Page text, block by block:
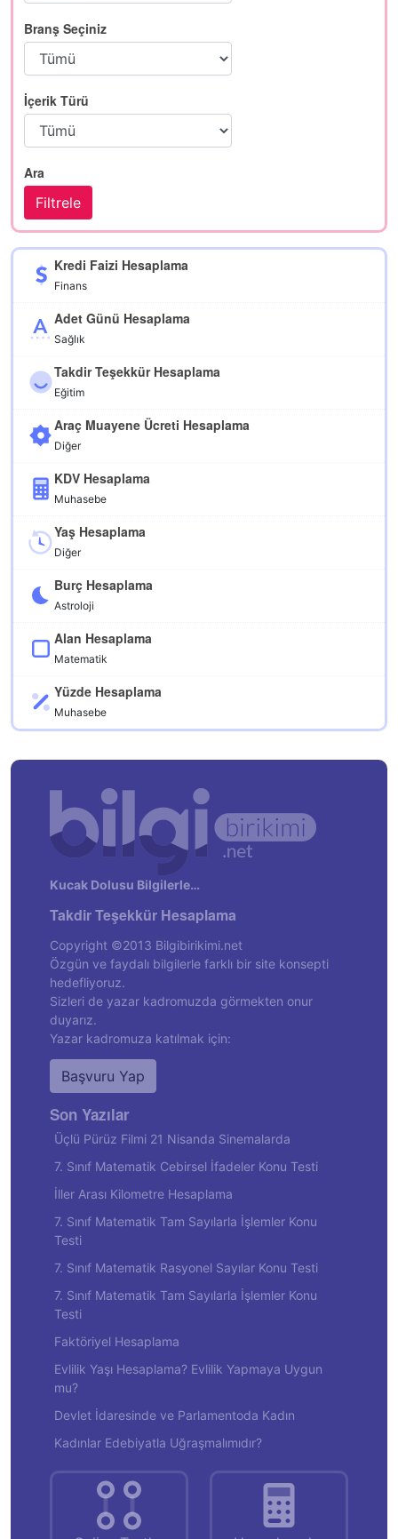
Branş Seçiniz
İçerik Türü
Ara
Kredi Faizi Hesaplama
Finans
Adet Günü Hesaplama
Sağlık
Takdir Teşekkür Hesaplama
Eğitim
Araç Muayene Ücreti Hesaplama
Diğer
KDV Hesaplama
Muhasebe
Yaş Hesaplama
Diğer
Burç Hesaplama
Astroloji
Alan Hesaplama
Matematik
Yüzde Hesaplama
Muhasebe
Kucak Dolusu Bilgilerle…
Takdir Teşekkür Hesaplama
Copyright ©2013 Bilgibirikimi.net
Özgün ve faydalı bilgilerle farklı bir site konsepti
hedefliyoruz.
Sizleri de yazar kadromuzda görmekten onur
duyarız.
Yazar kadromuza katılmak için:
Başvuru Yap
Son Yazılar
Üçlü Pürüz Filmi 21 Nisanda Sinemalarda
7. Sınıf Matematik Cebirsel İfadeler Konu Testi
İller Arası Kilometre Hesaplama
7. Sınıf Matematik Tam Sayılarla İşlemler Konu
Testi
7. Sınıf Matematik Rasyonel Sayılar Konu Testi
7. Sınıf Matematik Tam Sayılarla İşlemler Konu
Testi
Faktöriyel Hesaplama
Evlilik Yaşı Hesaplama? Evlilik Yapmaya Uygun
mu?
Devlet İdaresinde ve Parlamentoda Kadın
Kadınlar Edebiyatla Uğraşmalımıdır?